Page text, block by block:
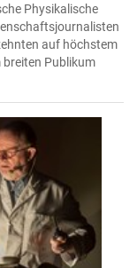
Physikalische
auf höchstem
breiten Publikum